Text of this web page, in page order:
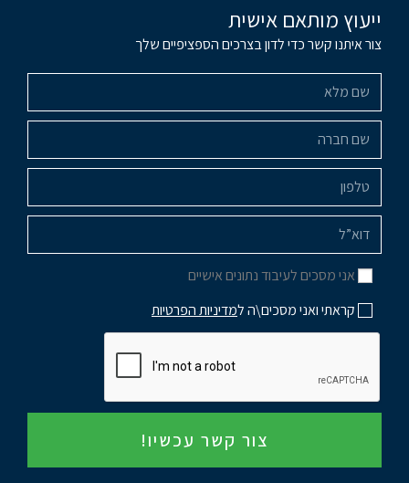
ייעוץ מותאם אישית
צור איתנו קשר כדי לדון בצרכים הספציפיים שלך
אני מסכים לעיבוד נתונים אישיים
קראתי ואני מסכים\ה למדיניות הפרטיות
צור קשר עכשיו!